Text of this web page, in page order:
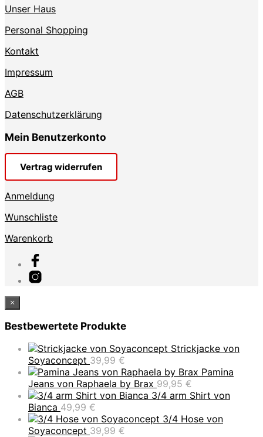
Unser Haus
Personal Shopping
Kontakt
Impressum
AGB
Datenschutzerklärung
Mein Benutzerkonto
Vertrag widerrufen
Anmeldung
Wunschliste
Warenkorb
×
Bestbewertete Produkte
Strickjacke von
Soyaconcept 39,99 €
Pamina
Jeans von Raphaela by Brax 99,95 €
3/4 arm Shirt von
Bianca 49,99 €
3/4 Hose von
Soyaconcept 39,99 €